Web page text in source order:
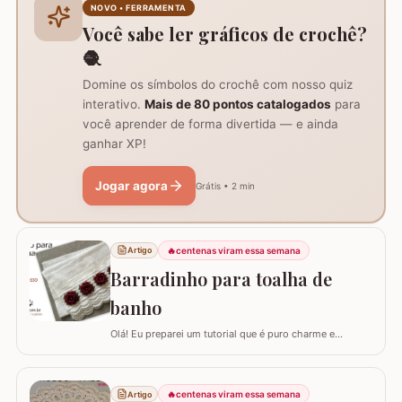
com um anel mágico ou uma argola de 10…
NOVO • FERRAMENTA
Você sabe ler gráficos de crochê?
🧶
Domine os símbolos do crochê com nosso quiz
interativo. Mais de 80 pontos catalogados para
você aprender de forma divertida — e ainda
ganhar XP!
Jogar agora Grátis • 2 min
Artigo 🔥centenas viram essa semana
Barradinho para toalha de
banho
Olá! Eu preparei um tutorial que é puro charme e
como confeccionar um Barradinho para Toalha de
Banho ou Toalha de Rosto passo a passo. Esse
trabalho transforma uma peça simples em um item de
Artigo 🔥centenas viram essa semana